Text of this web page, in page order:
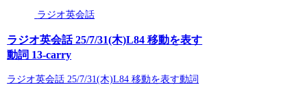
ラジオ英会話
ラジオ英会話 25/7/31(木)L84 移動を表す
動詞 13-carry
ラジオ英会話 25/7/31(木)L84 移動を表す動詞